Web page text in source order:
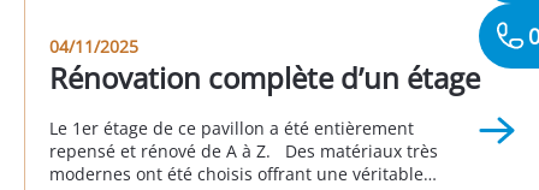
chambre et une autre salle d’eau. Cette réalisation a
été faite en partenariat avec Sophie […]
04/11/2025
Rénovation complète d’un étage
Le 1er étage de ce pavillon a été entièrement
repensé et rénové de A à Z. Des matériaux très
modernes ont été choisis offrant une véritable